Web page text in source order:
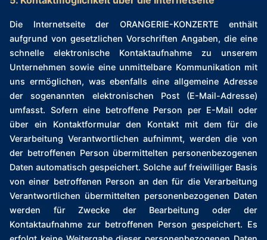
Die Internetseite der ORANGERIE-KONZERTE enthält
aufgrund von gesetzlichen Vorschriften Angaben, die eine
schnelle elektronische Kontaktaufnahme zu unserem
Unternehmen sowie eine unmittelbare Kommunikation mit
uns ermöglichen, was ebenfalls eine allgemeine Adresse
der sogenannten elektronischen Post (E-Mail-Adresse)
umfasst. Sofern eine betroffene Person per E-Mail oder
über ein Kontaktformular den Kontakt mit dem für die
Verarbeitung Verantwortlichen aufnimmt, werden die von
der betroffenen Person übermittelten personenbezogenen
Daten automatisch gespeichert. Solche auf freiwilliger Basis
von einer betroffenen Person an den für die Verarbeitung
Verantwortlichen übermittelten personenbezogenen Daten
werden für Zwecke der Bearbeitung oder der
Kontaktaufnahme zur betroffenen Person gespeichert. Es